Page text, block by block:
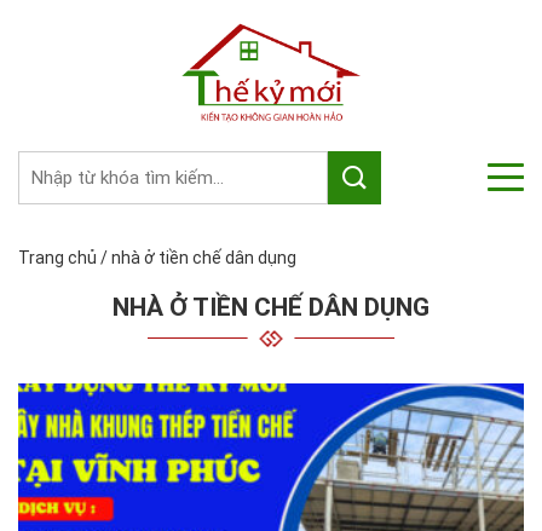
Trang chủ /nhà ở tiền chế dân dụng
NHÀ Ở TIỀN CHẾ DÂN DỤNG